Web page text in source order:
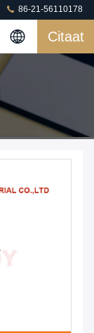
86-21-56110178
Citaat